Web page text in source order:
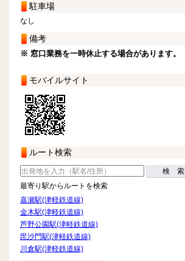
駐車場
なし
備考
※ 窓口業務を一時休止する場合があります。
モバイルサイト
ルート検索
検 索
最寄り駅からルートを検索
嘉瀬駅(津軽鉄道線)
金木駅(津軽鉄道線)
芦野公園駅(津軽鉄道線)
毘沙門駅(津軽鉄道線)
川倉駅(津軽鉄道線)